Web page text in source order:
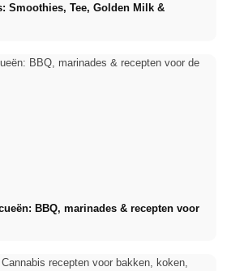
Smoothies, Tee, Golden Milk &
BBQ, marinades & recepten voor